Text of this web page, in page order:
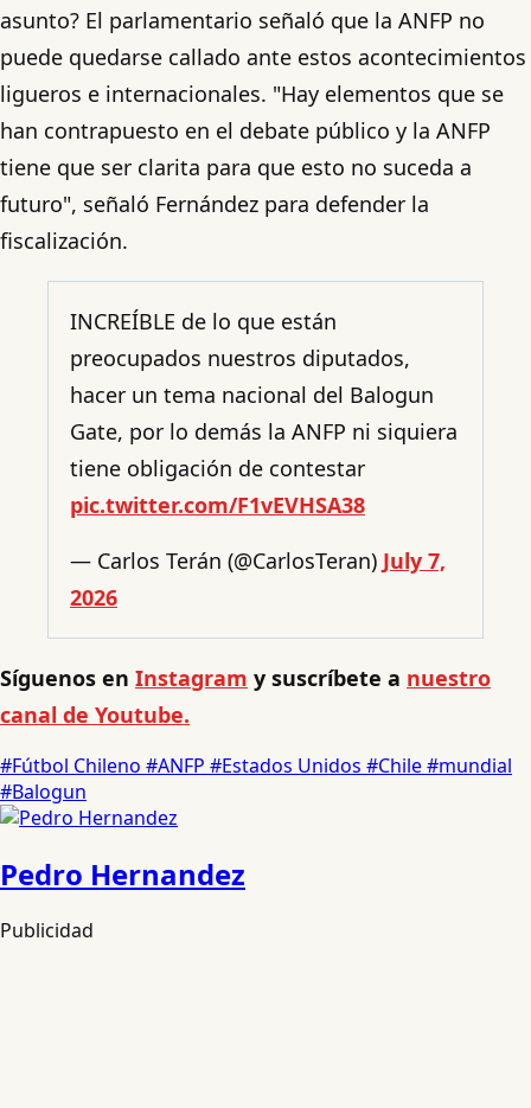
asunto? El parlamentario señaló que la ANFP no
puede quedarse callado ante estos acontecimientos
ligueros e internacionales. "Hay elementos que se
han contrapuesto en el debate público y la ANFP
tiene que ser clarita para que esto no suceda a
futuro", señaló Fernández para defender la
fiscalización.
INCREÍBLE de lo que están
preocupados nuestros diputados,
hacer un tema nacional del Balogun
Gate, por lo demás la ANFP ni siquiera
tiene obligación de contestar
pic.twitter.com/F1vEVHSA38
— Carlos Terán (@CarlosTeran) July 7,
2026
Síguenos en Instagram y suscríbete a nuestro
canal de Youtube.
#Fútbol Chileno #ANFP #Estados Unidos #Chile#mundial
#Balogun
Pedro Hernandez
Publicidad